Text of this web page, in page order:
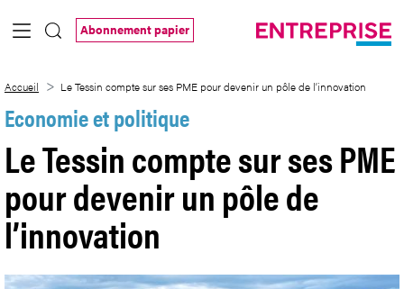
Saut au contenu principal
Abonnement papier
Accueil Le Tessin compte sur ses PME pour devenir un pôle de l’innovation
Economie et politique
Le Tessin compte sur ses PME
pour devenir un pôle de
l’innovation